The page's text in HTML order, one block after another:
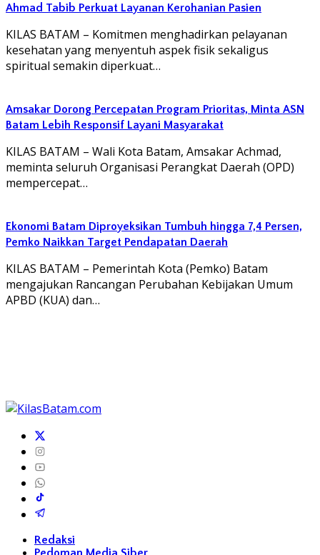
Ahmad Tabib Perkuat Layanan Kerohanian Pasien
KILAS BATAM – Komitmen menghadirkan pelayanan
kesehatan yang menyentuh aspek fisik sekaligus
spiritual semakin diperkuat…
Amsakar Dorong Percepatan Program Prioritas, Minta ASN
Batam Lebih Responsif Layani Masyarakat
KILAS BATAM – Wali Kota Batam, Amsakar Achmad,
meminta seluruh Organisasi Perangkat Daerah (OPD)
mempercepat…
Ekonomi Batam Diproyeksikan Tumbuh hingga 7,4 Persen,
Pemko Naikkan Target Pendapatan Daerah
KILAS BATAM – Pemerintah Kota (Pemko) Batam
mengajukan Rancangan Perubahan Kebijakan Umum
APBD (KUA) dan…
Redaksi